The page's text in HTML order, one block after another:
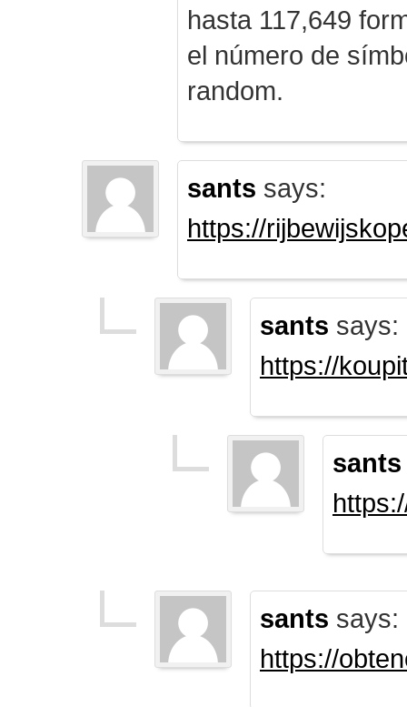
hasta 117,649
el número de
random.
sants says:
https://
sants says:
https://
sants
sants says:
https://